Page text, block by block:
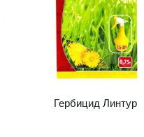
Гербицид Линтур